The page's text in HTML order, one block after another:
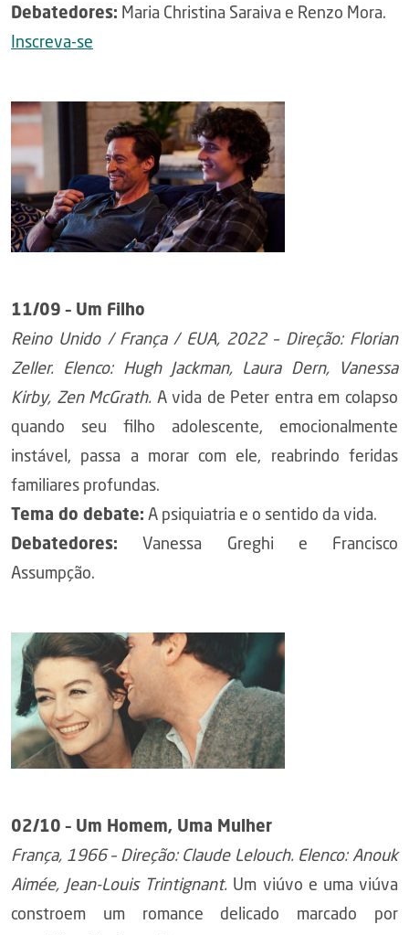
Debatedores: Maria Christina Saraiva e Renzo Mora.
Inscreva-se
11/09 – Um Filho
Reino Unido / França / EUA, 2022 – Direção: Florian
Zeller. Elenco: Hugh Jackman, Laura Dern, Vanessa
Kirby, Zen McGrath. A vida de Peter entra em colapso
quando seu filho adolescente, emocionalmente
instável, passa a morar com ele, reabrindo feridas
familiares profundas.
Tema do debate: A psiquiatria e o sentido da vida.
Debatedores: Vanessa Greghi e Francisco
Assumpção.
02/10 – Um Homem, Uma Mulher
França, 1966 – Direção: Claude Lelouch. Elenco: Anouk
Aimée, Jean-Louis Trintignant. Um viúvo e uma viúva
constroem um romance delicado marcado por